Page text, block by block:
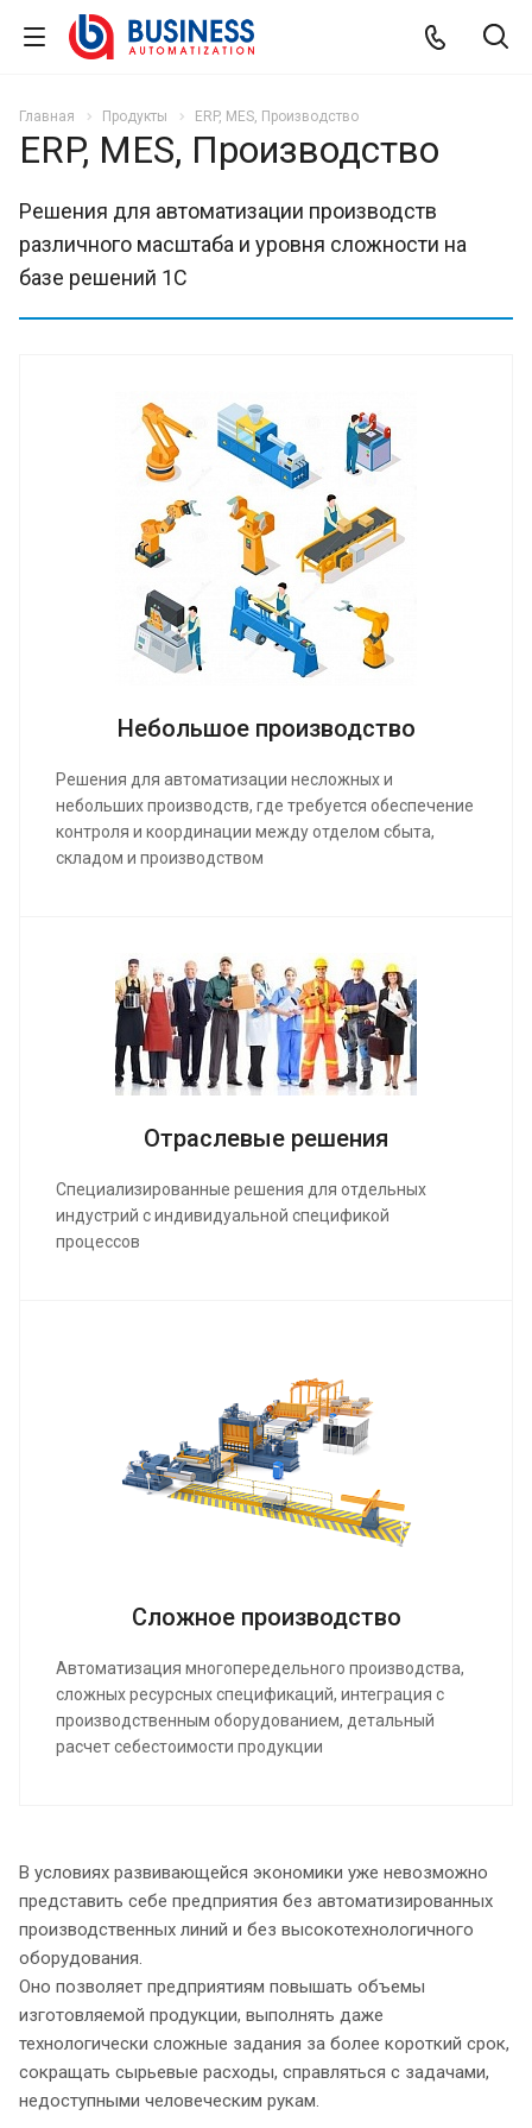
Главная Продукты ERP, MES, Производство
ERP, MES, Производство
Решения для автоматизации производств
различного масштаба и уровня сложности на
базе решений 1С
Небольшое производство
Решения для автоматизации несложных и
небольших производств, где требуется обеспечение
контроля и координации между отделом сбыта,
складом и производством
Отраслевые решения
Специализированные решения для отдельных
индустрий с индивидуальной спецификой
процессов
Сложное производство
Автоматизация многопередельного производства,
сложных ресурсных спецификаций, интеграция с
производственным оборудованием, детальный
расчет себестоимости продукции
В условиях развивающейся экономики уже невозможно
представить себе предприятия без автоматизированных
производственных линий и без высокотехнологичного
оборудования.
Оно позволяет предприятиям повышать объемы
изготовляемой продукции, выполнять даже
технологически сложные задания за более короткий срок,
сокращать сырьевые расходы, справляться с задачами,
недоступными человеческим рукам.